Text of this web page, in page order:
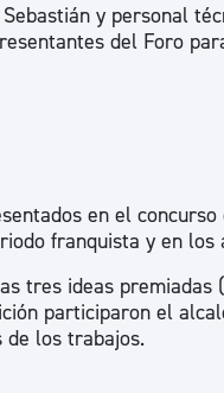
y personal
del Foro
en el
franquista y en los
tres ideas premiadas
participaron el
los trabajos.